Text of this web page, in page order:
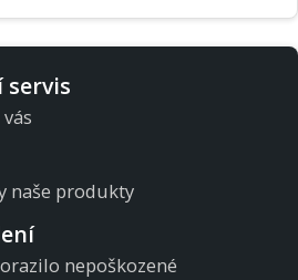
servis
naše produkty
nepoškozené